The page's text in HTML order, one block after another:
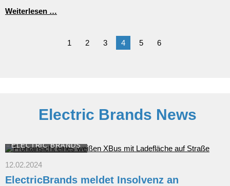
Weiterlesen …
Für1 2 3 4 5 6
Electric Brands News
ELECTRIC BRANDS
12.02.2024
ElectricBrands meldet Insolvenz an